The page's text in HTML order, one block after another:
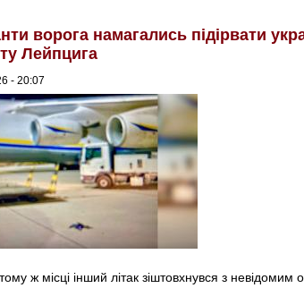
ворога намагались підірвати
Лейпцига
- 20:07
ж місці інший літак зіштовхнувся з невідомим